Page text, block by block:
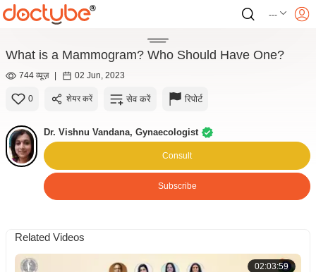
---
What is a Mammogram? Who Should Have One?
744 व्यूज़ | 02 Jun, 2023
0 शेयर करें सेव करें रिपोर्ट
Dr. Vishnu Vandana, Gynaecologist
Consult
Subscribe
Related Videos
02:03:59